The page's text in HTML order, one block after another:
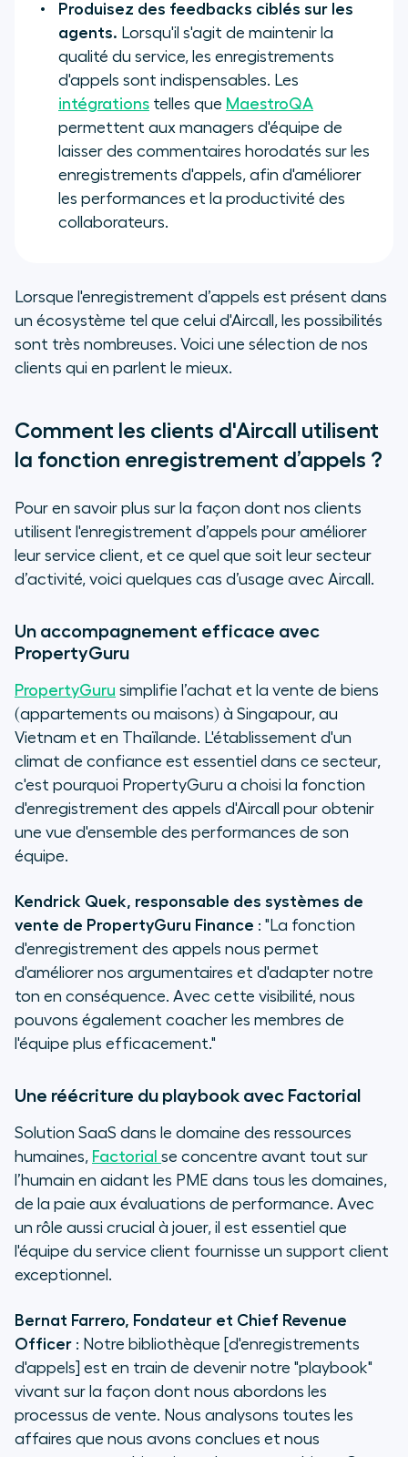
Produisez des feedbacks ciblés sur les
agents. Lorsqu'il s'agit de maintenir la
qualité du service, les enregistrements
d'appels sont indispensables. Les
intégrations telles que MaestroQA
permettent aux managers d'équipe de
laisser des commentaires horodatés sur les
enregistrements d'appels, afin d'améliorer
les performances et la productivité des
collaborateurs.
Lorsque l'enregistrement d’appels est présent dans
un écosystème tel que celui d'Aircall, les possibilités
sont très nombreuses. Voici une sélection de nos
clients qui en parlent le mieux.
Comment les clients d'Aircall utilisent
la fonction enregistrement d’appels ?
Pour en savoir plus sur la façon dont nos clients
utilisent l'enregistrement d’appels pour améliorer
leur service client, et ce quel que soit leur secteur
d’activité, voici quelques cas d’usage avec Aircall.
Un accompagnement efficace avec
PropertyGuru
PropertyGuru simplifie l’achat et la vente de biens
(appartements ou maisons) à Singapour, au
Vietnam et en Thaïlande. L'établissement d'un
climat de confiance est essentiel dans ce secteur,
c'est pourquoi PropertyGuru a choisi la fonction
d'enregistrement des appels d'Aircall pour obtenir
une vue d'ensemble des performances de son
équipe.
Kendrick Quek, responsable des systèmes de
vente de PropertyGuru Finance : "La fonction
d'enregistrement des appels nous permet
d'améliorer nos argumentaires et d'adapter notre
ton en conséquence. Avec cette visibilité, nous
pouvons également coacher les membres de
l'équipe plus efficacement."
Une réécriture du playbook avec Factorial
Solution SaaS dans le domaine des ressources
humaines, Factorial se concentre avant tout sur
l’humain en aidant les PME dans tous les domaines,
de la paie aux évaluations de performance. Avec
un rôle aussi crucial à jouer, il est essentiel que
l'équipe du service client fournisse un support client
exceptionnel.
Bernat Farrero, Fondateur et Chief Revenue
Officer : Notre bibliothèque [d'enregistrements
d'appels] est en train de devenir notre "playbook"
vivant sur la façon dont nous abordons les
processus de vente. Nous analysons toutes les
affaires que nous avons conclues et nous